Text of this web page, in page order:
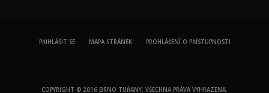
PŘIHLÁSIT SE MAPA STRÁNEK PROHLÁŠENÍ O PŘÍSTUPNOSTI
COPYRIGHT © 2016 BRNO TUŘANY. VŠECHNA PRÁVA VYHRAZENA.